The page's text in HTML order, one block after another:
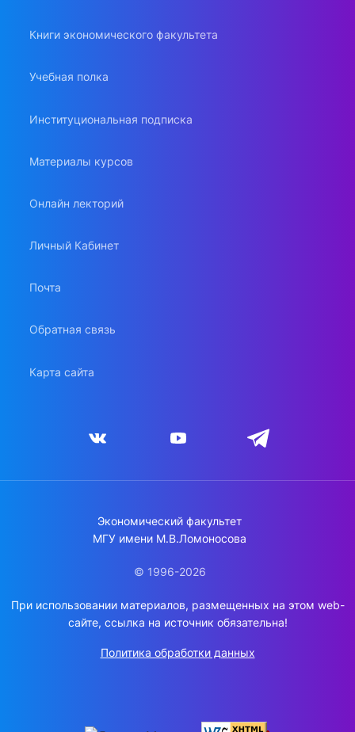
Книги экономического факультета
Учебная полка
Институциональная подписка
Материалы курсов
Онлайн лекторий
Личный Кабинет
Почта
Обратная связь
Карта сайта
Экономический факультет
МГУ имени М.В.Ломоносова
© 1996-2026
При использовании материалов, размещенных на этом web-
сайте, ссылка на источник обязательна!
Политика обработки данных